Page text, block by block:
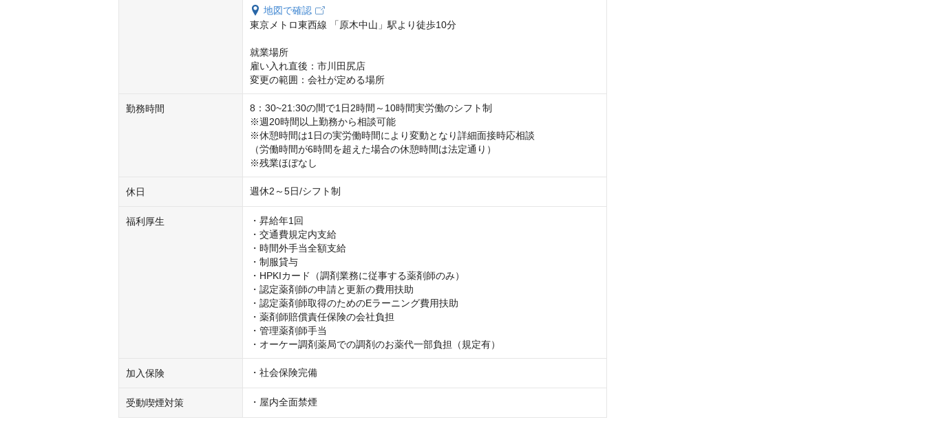
地図で確認
東京メトロ東西線 「原木中山」駅より徒歩10分
就業場所
雇い入れ直後：市川田尻店
変更の範囲：会社が定める場所
勤務時間
8：30~21:30の間で1日2時間～10時間実労働のシフト制
※週20時間以上勤務から相談可能
※休憩時間は1日の実労働時間により変動となり詳細面接時応相談
（労働時間が6時間を超えた場合の休憩時間は法定通り）
※残業ほぼなし
休日 週休2～5日/シフト制
福利厚生
・昇給年1回
・交通費規定内支給
・時間外手当全額支給
・制服貸与
・HPKIカード（調剤業務に従事する薬剤師のみ）
・認定薬剤師の申請と更新の費用扶助
・認定薬剤師取得のためのEラーニング費用扶助
・薬剤師賠償責任保険の会社負担
・管理薬剤師手当
・オーケー調剤薬局での調剤のお薬代一部負担（規定有）
加入保険 ・社会保険完備
受動喫煙対策 ・屋内全面禁煙